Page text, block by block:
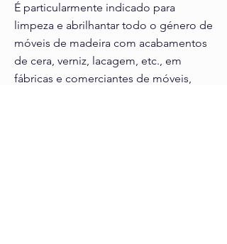
É particularmente indicado para
limpeza e abrilhantar todo o género de
móveis de madeira com acabamentos
de cera, verniz, lacagem, etc., em
fábricas e comerciantes de móveis,